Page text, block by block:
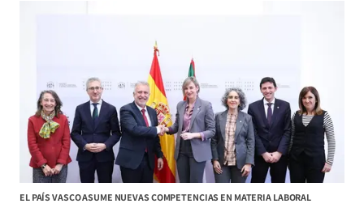
EL PAÍS VASCO ASUME NUEVAS COMPETENCIAS EN MATERIA LABORAL